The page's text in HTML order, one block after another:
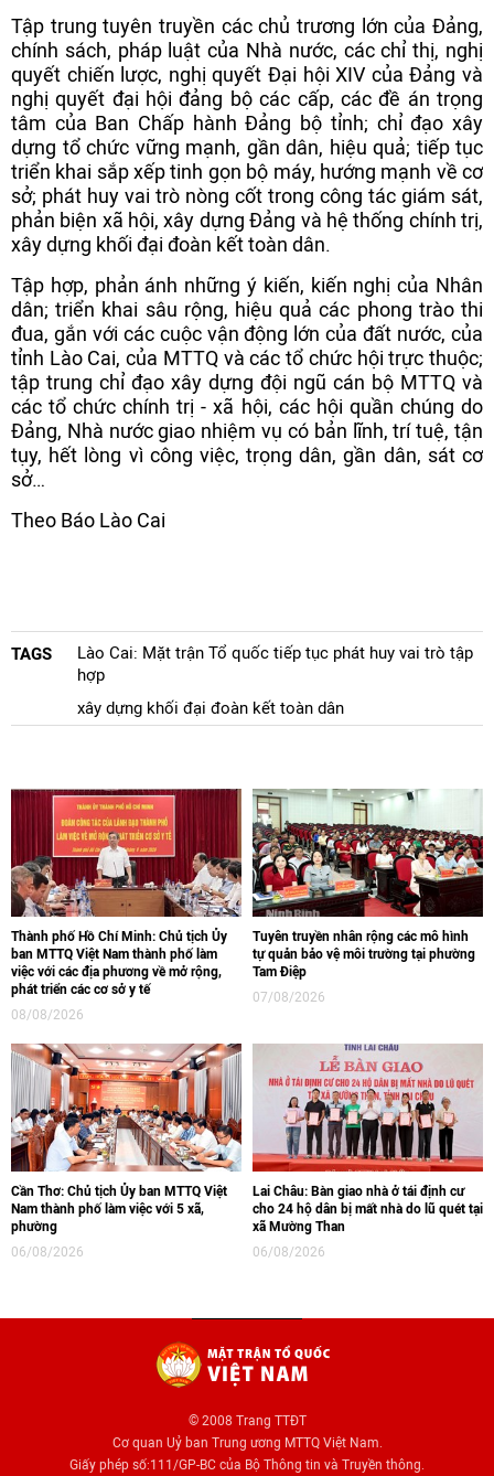
Tập trung tuyên truyền các chủ trương lớn của Đảng,
chính sách, pháp luật của Nhà nước, các chỉ thị, nghị
quyết chiến lược, nghị quyết Đại hội XIV của Đảng và
nghị quyết đại hội đảng bộ các cấp, các đề án trọng
tâm của Ban Chấp hành Đảng bộ tỉnh; chỉ đạo xây
dựng tổ chức vững mạnh, gần dân, hiệu quả; tiếp tục
triển khai sắp xếp tinh gọn bộ máy, hướng mạnh về cơ
sở; phát huy vai trò nòng cốt trong công tác giám sát,
phản biện xã hội, xây dựng Đảng và hệ thống chính trị,
xây dựng khối đại đoàn kết toàn dân.
Tập hợp, phản ánh những ý kiến, kiến nghị của Nhân
dân; triển khai sâu rộng, hiệu quả các phong trào thi
đua, gắn với các cuộc vận động lớn của đất nước, của
tỉnh Lào Cai, của MTTQ và các tổ chức hội trực thuộc;
tập trung chỉ đạo xây dựng đội ngũ cán bộ MTTQ và
các tổ chức chính trị - xã hội, các hội quần chúng do
Đảng, Nhà nước giao nhiệm vụ có bản lĩnh, trí tuệ, tận
tụy, hết lòng vì công việc, trọng dân, gần dân, sát cơ
sở…
Theo Báo Lào Cai
TAGS
Lào Cai: Mặt trận Tổ quốc tiếp tục phát huy vai trò tập
hợp
xây dựng khối đại đoàn kết toàn dân
Thành phố Hồ Chí Minh: Chủ tịch Ủy
ban MTTQ Việt Nam thành phố làm
việc với các địa phương về mở rộng,
phát triển các cơ sở y tế
08/08/2026
Tuyên truyền nhân rộng các mô hình
tự quản bảo vệ môi trường tại phường
Tam Điệp
07/08/2026
Cần Thơ: Chủ tịch Ủy ban MTTQ Việt
Nam thành phố làm việc với 5 xã,
phường
06/08/2026
Lai Châu: Bàn giao nhà ở tái định cư
cho 24 hộ dân bị mất nhà do lũ quét tại
xã Mường Than
06/08/2026
© 2008 Trang TTĐT
Cơ quan Uỷ ban Trung ương MTTQ Việt Nam.
Giấy phép số:111/GP-BC của Bộ Thông tin và Truyền thông.